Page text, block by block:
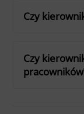
Czy
Czy